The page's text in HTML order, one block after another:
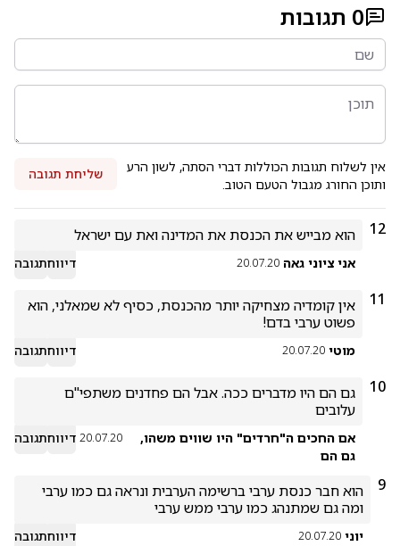
0 תגובות
אין לשלוח תגובות הכוללות דברי הסתה, לשון הרע
ותוכן החורג מגבול הטעם הטוב.
שליחת תגובה
12 הוא מבייש את הכנסת את המדינה ואת עם ישראל
אני ציוני גאה 20.07.20 דיווחתגובה
11
פשוט ערבי בדם!
מוטי 20.07.20 דיווחתגובה
10
עלובים
אם החכים ה"חרדים" היו שווים משהו,
גם הם
20.07.20 דיווחתגובה
9
ומה גם שמתנהג כמו ערבי ממש ערבי
יוני 20.07.20 דיווחתגובה